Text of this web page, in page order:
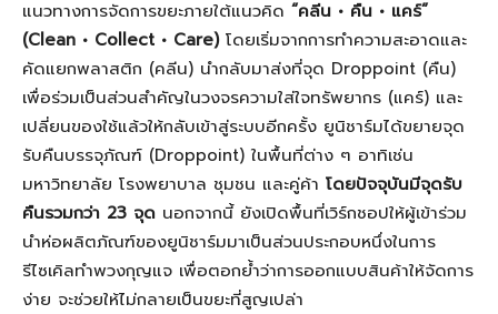
แนวทางการจัดการขยะภายใต้แนวคิด “คลีน • คืน • แคร์”
(Clean • Collect • Care) โดยเริ่มจากการทำความสะอาดและ
คัดแยกพลาสติก (คลีน) นำกลับมาส่งที่จุด Droppoint (คืน)
เพื่อร่วมเป็นส่วนสำคัญในวงจรความใส่ใจทรัพยากร (แคร์) และ
เปลี่ยนของใช้แล้วให้กลับเข้าสู่ระบบอีกครั้ง ยูนิชาร์มได้ขยายจุด
รับคืนบรรจุภัณฑ์ (Droppoint) ในพื้นที่ต่าง ๆ อาทิเช่น
มหาวิทยาลัย โรงพยาบาล ชุมชน และคู่ค้า โดยปัจจุบันมีจุดรับ
คืนรวมกว่า 23 จุด นอกจากนี้ ยังเปิดพื้นที่เวิร์กชอปให้ผู้เข้าร่วม
นำห่อผลิตภัณฑ์ของยูนิชาร์มมาเป็นส่วนประกอบหนึ่งในการ
รีไซเคิลทำพวงกุญแจ เพื่อตอกย้ำว่าการออกแบบสินค้าให้จัดการ
ง่าย จะช่วยให้ไม่กลายเป็นขยะที่สูญเปล่า